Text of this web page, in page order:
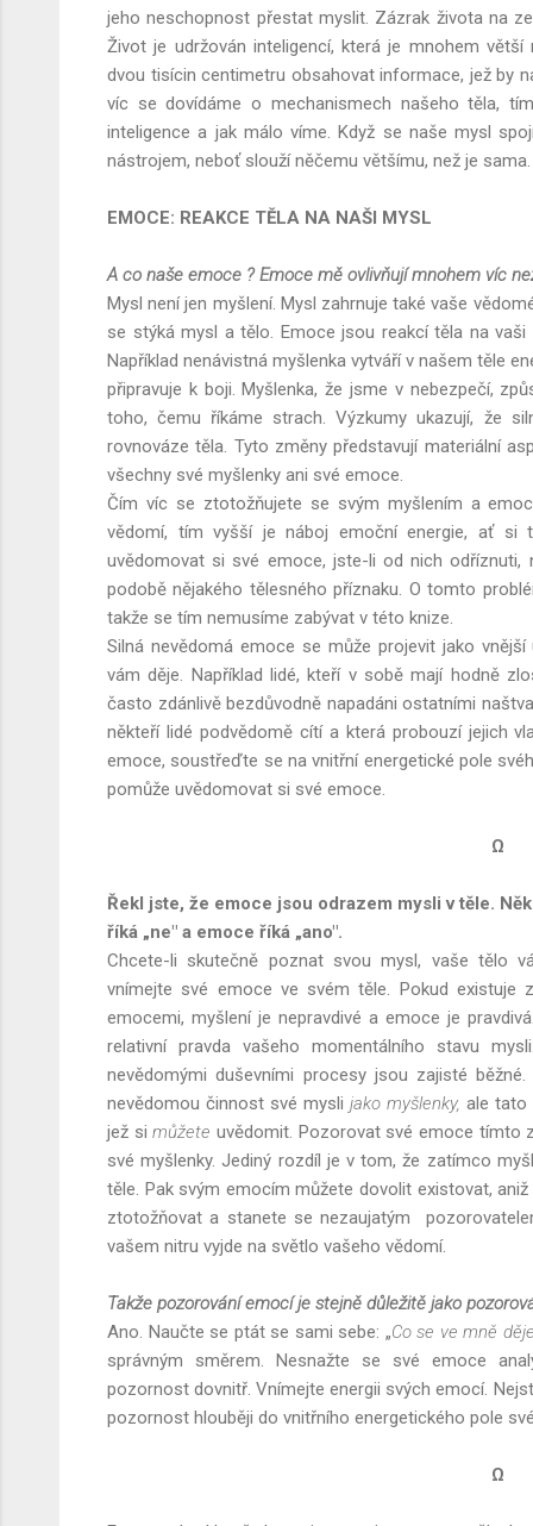
jeho neschopnost přestat myslit. Zázrak života na
Život je udržován inteligencí, která je mnohem
dvou tisícin centimetru obsahovat informace, jež by
víc se dovídáme o mechanismech našeho těla,
inteligence a jak málo víme. Když se naše mysl
nástrojem, neboť slouží něčemu většímu, než je sama.
EMOCE: REAKCE TĚLA NA NAŠI MYSL
A co naše emoce ? Emoce mě ovlivňují mnohem víc
Mysl není jen myšlení. Mysl zahrnuje také vaše
se stýká mysl a tělo. Emoce jsou reakcí těla na
Například nenávistná myšlenka vytváří v našem těle
připravuje k boji. Myšlenka, že jsme v nebezpečí,
toho, čemu říkáme strach. Výzkumy ukazují, že
rovnováze těla. Tyto změny představují materiální
všechny své myšlenky ani své emoce.
Čím víc se ztotožňujete se svým myšlením a
vědomí, tím vyšší je náboj emoční energie, ať si
uvědomovat si své emoce, jste-li od nich
podobě nějakého tělesného příznaku. O tomto
takže se tím nemusíme zabývat v této knize.
Silná nevědomá emoce se může projevit jako
vám děje. Například lidé, kteří v sobě mají hodně
často zdánlivě bezdůvodně napadáni ostatními
někteří lidé podvědomě cítí a která probouzí jejich
emoce, soustřeďte se na vnitřní energetické pole
pomůže uvědomovat si své emoce.
Ω
Řekl jste, že emoce jsou odrazem mysli v těle.
říká „ne" a emoce říká „ano".
Chcete-li skutečně poznat svou mysl, vaše tělo
vnímejte své emoce ve svém těle. Pokud existuje
emocemi, myšlení je nepravdivé a emoce je
relativní pravda vašeho momentálního stavu
nevědomými duševními procesy jsou zajisté
nevědomou činnost své myslijako myšlenky,ale tato
jež simůžete uvědomit. Pozorovat své emoce tímto
své myšlenky. Jediný rozdíl je v tom, že zatímco
těle. Pak svým emocím můžete dovolit existovat,
ztotožňovat a stanete se nezaujatým
vašem nitru vyjde na světlo vašeho vědomí.
Takže pozorování emocí je stejně důležitě jako
Ano. Naučte se ptát se sami sebe: „Co se ve mně
správným směrem. Nesnažte se své emoce
pozornost dovnitř. Vnímejte energii svých emocí.
pozornost hlouběji do vnitřního energetického pole
Ω